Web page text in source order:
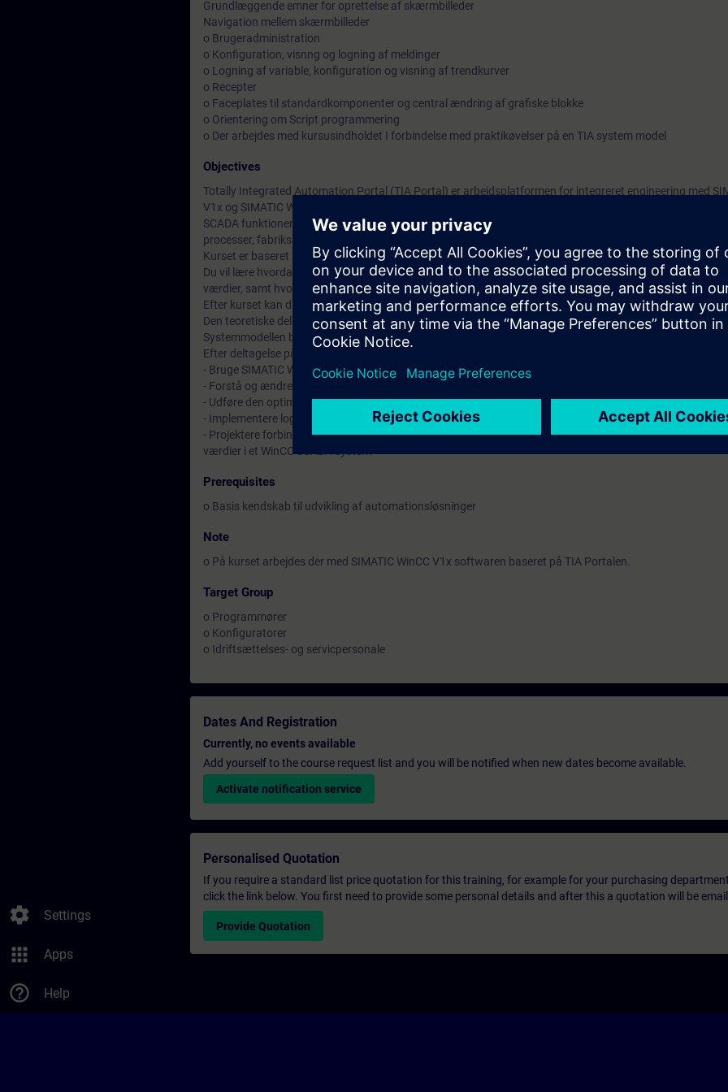
settings Settings
apps Apps
help_outline Help
Grundlæggende emner for oprettelse af skærmbilleder
Navigation mellem skærmbilleder
o Brugeradministration
o Konfiguration, visnng og logning af meldinger
o Logning af variable, konfiguration og visning af trendkurver
o Recepter
o Faceplates til standardkomponenter og central ændring af grafiske blokke
o Orientering om Script programmering
o Der arbejdes med kursusindholdet I forbindelse med praktikøvelser på en TIA system model
Objectives
Totally Integrated Automation Portal (TIA Portal) er arbejdsplatformen for integreret engineering med
V1x og SIMATIC WinCC V1x..
SCADA funktionen (overordnet overvågning og dataopsamling) i WinCC er designet til overvågning og
processer, fabriksanlæg og maskiner.
Kurset er baseret på mulighederne med WinCC SCADA i TIA Portalen.
Du vil lære hvordan du opbygger og aktiverer det ønskede interface. Du får også vist hvordan du kan
værdier, samt hvordan du kan designe visning af de loggede værdier.
Efter kurset kan du udføre din engiineering mere effektivt.
Den teoretiske del af kurset understøttes af en række praktiske øvelser på en system model.
Systemmodellen består af en SIMATIC S7 controller (PLC) og forskellige WinCC SCADA stationer.
Efter deltagelse på kurset kan du:
- Bruge SIMATIC WinCC V1x effektivt på basis af "TIA Portal" platformen
- Forstå og ændre i SIMATIC WinCC V1x SCADA projekter
- Udføre den optimale struktur af brugerfladen på et SCADA anlæg
- Implementere logning af meldinger, alarmer og procesværdier
- Projektere forbindelse til udvalgte værdier I en SIMATIC S7 controller og sørge for visning og
værdier i et WinCC SCADA system
Prerequisites
o Basis kendskab til udvikling af automationsløsninger
Note
o På kurset arbejdes der med SIMATIC WinCC V1x softwaren baseret på TIA Portalen.
Target Group
o Programmører
o Konfiguratorer
o Idriftsættelses- og servicpersonale
Dates And Registration
Currently, no events available
Add yourself to the course request list and you will be notified when new dates become available.
Activate notification service
Personalised Quotation
If you require a standard list price quotation for this training, for example for your purchasing
click the link below. You first need to provide some personal details and after this a quotation will be
Provide Quotation